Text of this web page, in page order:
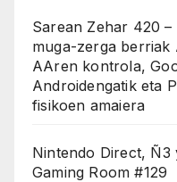
Sarean Zehar 420 –
muga-zerga berriak
AAren kontrola,
Androidengatik eta
fisikoen amaiera
Nintendo Direct, Ñ3
Gaming Room #129